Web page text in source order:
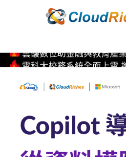
Copilot for M365 企業生
國內企業先驅！雲馥數位
雲科大校務系統全面上雲
Copilot for M365 企業生產